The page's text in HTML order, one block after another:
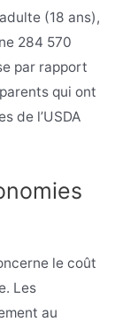
(18 ans),
284 570
par rapport
qui ont
de l’USDA
le coût
Les
au